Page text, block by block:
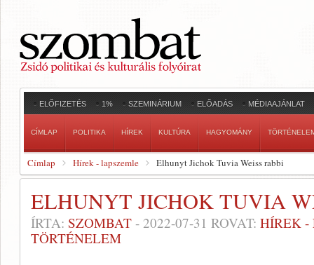
ELŐFIZETÉS 1% SZEMINÁRIUM ELŐADÁS MÉDIAAJÁNLAT
CÍMLAP POLITIKA HÍREK KULTÚRA HAGYOMÁNY
Címlap Hírek - lapszemle Elhunyt Jichok Tuvia Weiss rabbi
ELHUNYT JICHOK TUVIA
ÍRTA: SZOMBAT - 2022-07-31 ROVAT: HÍREK -
TÖRTÉNELEM